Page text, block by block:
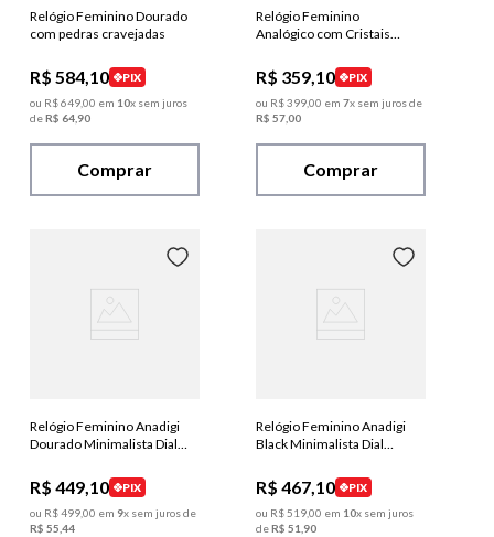
Relógio Feminino Dourado
com pedras cravejadas
R$ 584,10
PIX
ou R$64900 em 10x sem juros
deR$ 64 90
Comprar
Relógio Feminino
Analógico com Cristais
R$ 359,10
PIX
ou R$39900 em 7x sem juros de
R$ 5700
Comprar
Relógio Feminino Anadigi
Dourado Minimalista Dial
R$ 449,10
PIX
ou R$49900 em 9x sem juros de
R$ 55 44
Relógio Feminino Anadigi
Black Minimalista Dial
R$ 467,10
PIX
ou R$ 51900 em 10x sem juros
deR$ 51 90